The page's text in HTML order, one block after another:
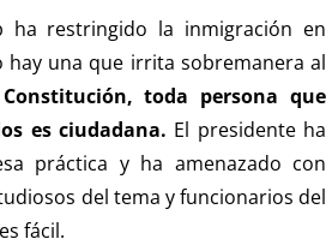
ha restringido la inmigración en
una que irrita sobremanera al
toda persona que
es ciudadana. El presidente ha
práctica y ha amenazado con
del tema y funcionarios del
fácil.